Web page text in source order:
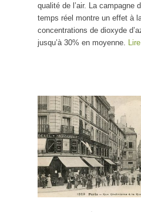
qualité de l’air. La campagne
temps réel montre un effet à
concentrations de dioxyde
jusqu’à 30% en moyenne.